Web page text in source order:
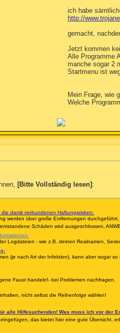
ich habe
http://
gemacht,
Jetzt kommen
Alle Programme
manche sogar 2
Startmenu ist
Mein Frage, wie
Welche
[Bitte Vollständig lesen] :
damit verbundenen Haftungsrisken:
werden über große Entfernungen
Schäden wird ausgeschlossen,
Logdateien - wie z.B. deinen Realnamen,
(je nach Art der Infektion), kann aber sogar
Faust handeln!- bei Problemen nachfragen.
nicht selbst die Reihenfolge wählen!
alle Hilfesuchenden! Was muss ich vor der
eingefügen, das bietet hier eine gute Übersicht,